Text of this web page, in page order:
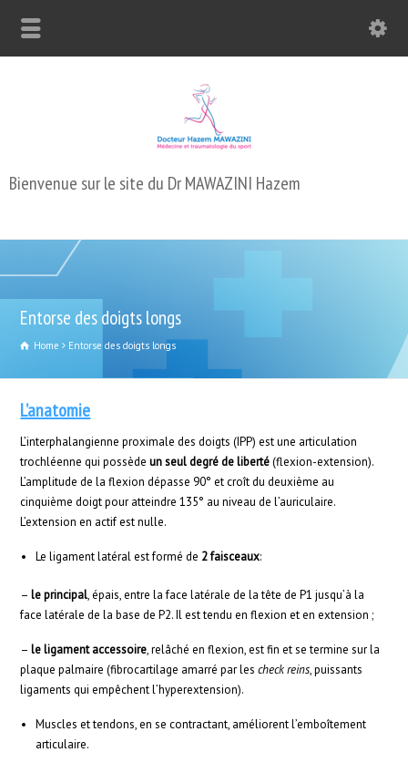
Bienvenue sur le site du Dr MAWAZINI Hazem
Entorse des doigts longs
Home Entorse des doigts longs
L’anatomie
L’interphalangienne proximale des doigts (IPP) est une articulation
trochléenne qui possèdeun seul degré de liberté(flexion-extension).
L’amplitude de la flexion dépasse 90° et croît du deuxième au
cinquième doigt pour atteindre 135° au niveau de l’auriculaire.
L’extension en actif est nulle.
Le ligament latéral est formé de 2 faisceaux:
–le principal, épais, entre la face latérale de la tête de P1 jusqu’à la
face latérale de la base de P2. Il est tendu en flexion et en extension ;
–le ligament accessoire, relâché en flexion, est fin et se termine sur la
plaque palmaire (fibrocartilage amarré par lescheck reins, puissants
ligaments qui empêchent l’hyperextension).
Muscles et tendons, en se contractant, améliorent l’emboîtement
articulaire.